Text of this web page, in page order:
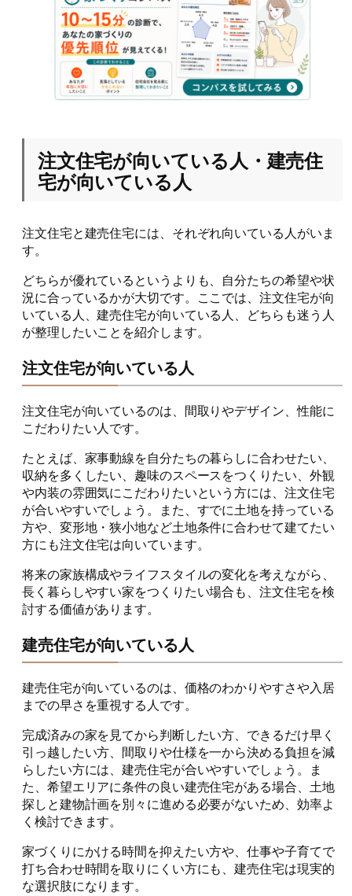
注文住宅が向いている人・建売住
宅が向いている人
注文住宅と建売住宅には、それぞれ向いている人がいま
す。
どちらが優れているというよりも、自分たちの希望や状
況に合っているかが大切です。ここでは、注文住宅が向
いている人、建売住宅が向いている人、どちらも迷う人
が整理したいことを紹介します。
注文住宅が向いている人
注文住宅が向いているのは、間取りやデザイン、性能に
こだわりたい人です。
たとえば、家事動線を自分たちの暮らしに合わせたい、
収納を多くしたい、趣味のスペースをつくりたい、外観
や内装の雰囲気にこだわりたいという方には、注文住宅
が合いやすいでしょう。また、すでに土地を持っている
方や、変形地・狭小地など土地条件に合わせて建てたい
方にも注文住宅は向いています。
将来の家族構成やライフスタイルの変化を考えながら、
長く暮らしやすい家をつくりたい場合も、注文住宅を検
討する価値があります。
建売住宅が向いている人
建売住宅が向いているのは、価格のわかりやすさや入居
までの早さを重視する人です。
完成済みの家を見てから判断したい方、できるだけ早く
引っ越したい方、間取りや仕様を一から決める負担を減
らしたい方には、建売住宅が合いやすいでしょう。ま
た、希望エリアに条件の良い建売住宅がある場合、土地
探しと建物計画を別々に進める必要がないため、効率よ
く検討できます。
家づくりにかける時間を抑えたい方や、仕事や子育てで
打ち合わせ時間を取りにくい方にも、建売住宅は現実的
な選択肢になります。